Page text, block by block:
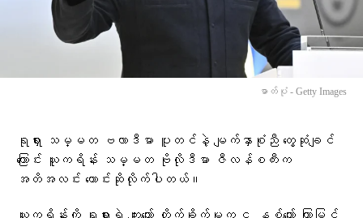
ဓာတ်ပုံ - Getty Images
ရုရှား သမ္မတ ဗလာဒီမာ ပူတင်နဲ့ မျက်နှာစုံညီ တွေ့ဆုံချင်
ကြောင်း ယူကရိန်း သမ္မတ ဗိုလိုဒီမာ ဇီလန်စကီးက
အတိအလင်း တောင်းဆိုလိုက်ပါတယ်။